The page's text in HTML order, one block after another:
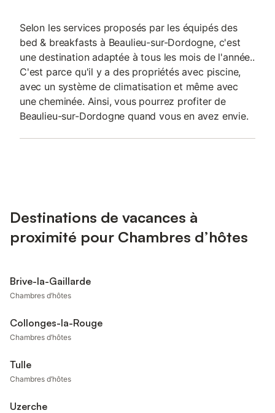
Selon les services proposés par les équipés des
bed & breakfasts à Beaulieu-sur-Dordogne, c'est
une destination adaptée à tous les mois de l'année..
C'est parce qu'il y a des propriétés avec piscine,
avec un système de climatisation et même avec
une cheminée. Ainsi, vous pourrez profiter de
Beaulieu-sur-Dordogne quand vous en avez envie.
Destinations de vacances à
proximité pour Chambres d’hôtes
Brive-la-Gaillarde
Chambres d’hôtes
Collonges-la-Rouge
Chambres d’hôtes
Tulle
Chambres d’hôtes
Uzerche